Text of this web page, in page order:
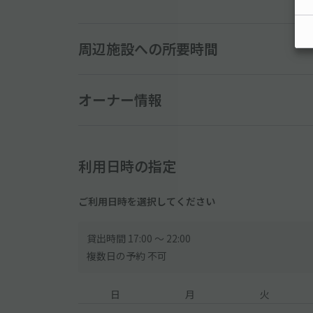
※万が一利用時間を超えて駐車をしてしまった場合
い。申請なき場合、現地にて別途お支払が発生します
●出入庫は1回のみ可能です。2回目の入庫はできませ
周辺施設への所要時間
オーナー情報
利用日時の指定
ご利用日時を選択してください
貸出時間 17:00 〜 22:00
複数日の予約 不可
日 月 火